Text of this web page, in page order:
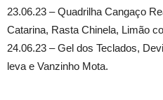
23.06.23 – Quadrilha Cangaço
Catarina, Rasta Chinela, Limão
24.06.23 – Gel dos Teclados,
leva e Vanzinho Mota.